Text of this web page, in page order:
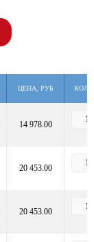
ЦЕНА, РУБ КОЛ-
14 978.00
20 453.00
20 453.00